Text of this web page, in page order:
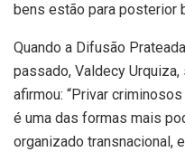
bens estão para posterior
Quando a Difusão
passado, Valdecy
afirmou: “Privar
é uma das formas mais
organizado transnacional,